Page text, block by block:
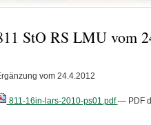
StO RS LMU vom
vom 24.4.2012
811-16in-lars-2010-ps01.pdf— PDF